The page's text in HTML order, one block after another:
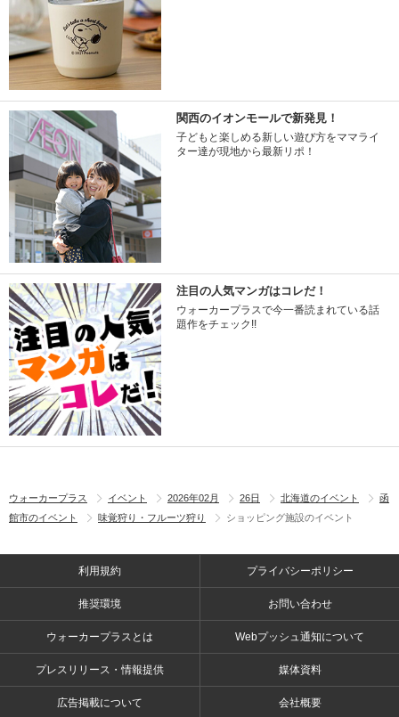
関西のイオンモールで新発見！
子どもと楽しめる新しい遊び方をママライ
ター達が現地から最新リポ！
注目の人気マンガはコレだ！
ウォーカープラスで今一番読まれている話
題作をチェック!!
ウォーカープラス イベント 2026年02月 26日 北海道のイベント
函
館市のイベント
味覚狩り・フルーツ狩り ショッピング施設のイベント
利用規約 プライバシーポリシー
推奨環境 お問い合わせ
ウォーカープラスとは Webプッシュ通知について
プレスリリース・情報提供 媒体資料
広告掲載について 会社概要